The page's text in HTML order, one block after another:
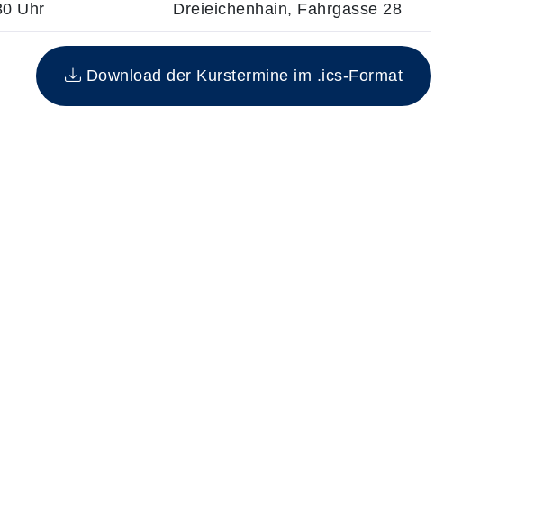
Kurstermine (1) mit Datum und Ort
Uhr
Dreieichenhain, Fahrgasse 28
Download der Kurstermine im .ics-Format